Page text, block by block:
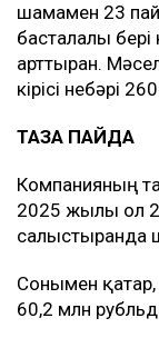
шамамен 23
басталғалы
арттырған.
кірісі небәрі
ТАЗА ПАЙДА
Компанияның
2025 жылы ол
салыстырғанда
Сонымен
60,2 млн